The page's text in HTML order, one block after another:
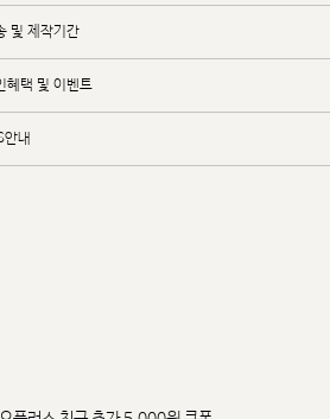
및 제작기간
혜택 및 이벤트
내